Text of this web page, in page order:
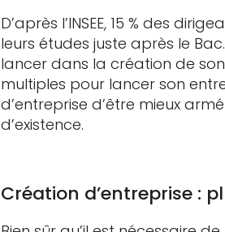
D’après l’INSEE, 15 % des
leurs études juste après le
lancer dans la création de
multiples pour lancer son
d’entreprise d’être mieux
d’existence.
Création d’entreprise :